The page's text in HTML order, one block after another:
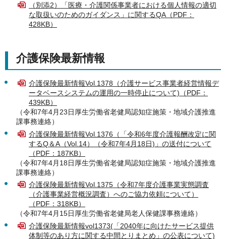
（別添2）「医療・介護関係事業者における個人情報の適切
な取扱いのためのガイダンス」に関するQA（PDF：
428KB）
介護保険最新情報
介護保険最新情報Vol.1378（介護サービス事業者経営情報デ
ータベースシステムの運用の一時停止について)（PDF：
439KB）
（令和7年4月23日厚生労働省老健局認知症施策・地域介護推進
課事務連絡）
介護保険最新情報Vol.1376（「令和6年度介護報酬改定に関
するQ＆A（Vol.14）（令和7年4月18日)」の送付について
（PDF：187KB）
（令和7年4月18日厚生労働省老健局認知症施策・地域介護推進
課事務連絡）
介護保険最新情報Vol.1375（令和7年度介護事業実態調査
（介護事業経営概況調査）へのご協力依頼について）
（PDF：318KB）
（令和7年4月15日厚生労働省老健局老人保健課事務連絡）
介護保険最新情報vol1373(「2040年に向けたサービス提供
体制等のあり方に関する中間とりまとめ」の公表について)